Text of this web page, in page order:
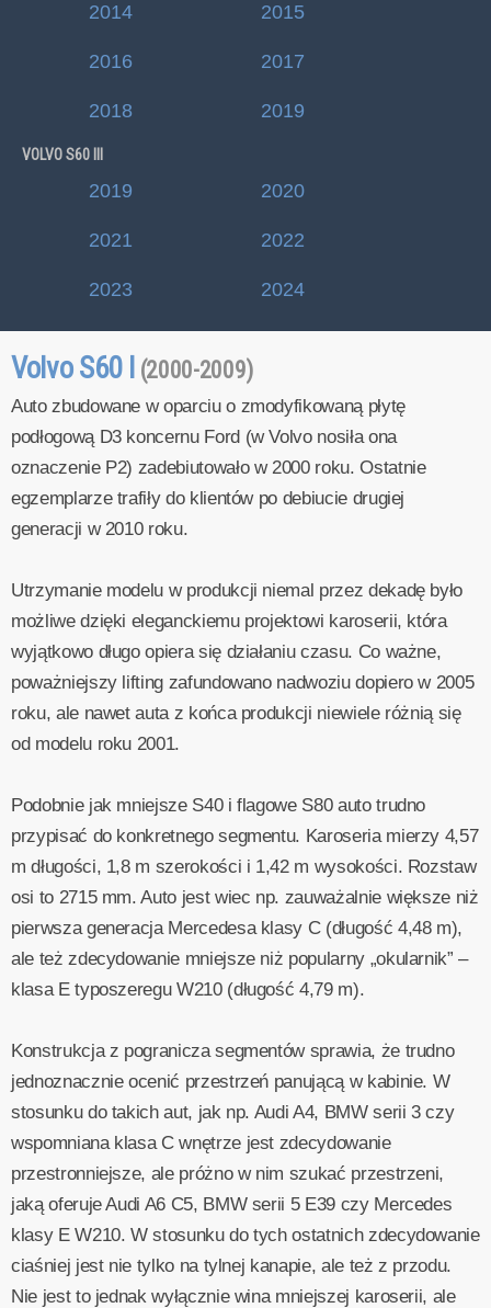
2014 2015
2016 2017
2018 2019
VOLVO S60 III
2019 2020
2021 2022
2023 2024
Volvo S60 I (2000-2009)
Auto zbudowane w oparciu o zmodyfikowaną płytę
podłogową D3 koncernu Ford (w Volvo nosiła ona
oznaczenie P2) zadebiutowało w 2000 roku. Ostatnie
egzemplarze trafiły do klientów po debiucie drugiej
generacji w 2010 roku.
Utrzymanie modelu w produkcji niemal przez dekadę było
możliwe dzięki eleganckiemu projektowi karoserii, która
wyjątkowo długo opiera się działaniu czasu. Co ważne,
poważniejszy lifting zafundowano nadwoziu dopiero w 2005
roku, ale nawet auta z końca produkcji niewiele różnią się
od modelu roku 2001.
Podobnie jak mniejsze S40 i flagowe S80 auto trudno
przypisać do konkretnego segmentu. Karoseria mierzy 4,57
m długości, 1,8 m szerokości i 1,42 m wysokości. Rozstaw
osi to 2715 mm. Auto jest wiec np. zauważalnie większe niż
pierwsza generacja Mercedesa klasy C (długość 4,48 m),
ale też zdecydowanie mniejsze niż popularny „okularnik” –
klasa E typoszeregu W210 (długość 4,79 m).
Konstrukcja z pogranicza segmentów sprawia, że trudno
jednoznacznie ocenić przestrzeń panującą w kabinie. W
stosunku do takich aut, jak np. Audi A4, BMW serii 3 czy
wspomniana klasa C wnętrze jest zdecydowanie
przestronniejsze, ale próżno w nim szukać przestrzeni,
jaką oferuje Audi A6 C5, BMW serii 5 E39 czy Mercedes
klasy E W210. W stosunku do tych ostatnich zdecydowanie
ciaśniej jest nie tylko na tylnej kanapie, ale też z przodu.
Nie jest to jednak wyłącznie wina mniejszej karoserii, ale